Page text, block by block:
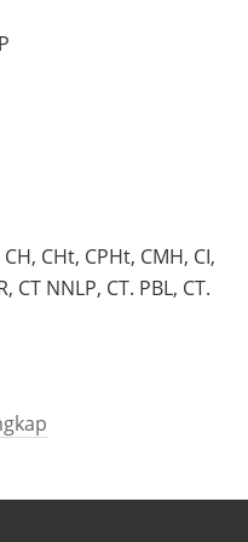
CHt, CPHt, CMH, CI,
CT NNLP, CT. PBL, CT.